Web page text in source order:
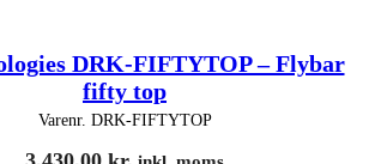
DRK-FIFTYTOP – Flybar
fifty top
Varenr. DRK-FIFTYTOP